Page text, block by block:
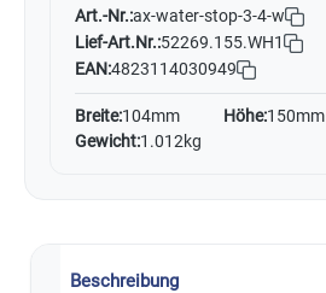
Art.-Nr.:ax-water-stop-3-4-w
Lief-Art.Nr.:52269.155.WH1
EAN:4823114030949
Breite:104mm Höhe:150mm
Gewicht:1.012kg
Beschreibung